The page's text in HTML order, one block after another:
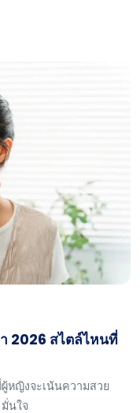
2026 สไตล์ไหนที่
หญิงจะเน้นความสวย
นใจ